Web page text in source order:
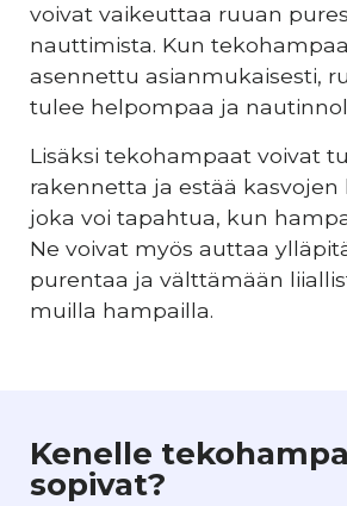
voivat vaikeuttaa ruuan
nauttimista. Kun
asennettu asianmukaisesti,
tulee helpompaa ja
Lisäksi tekohampaat voivat
rakennetta ja estää kasvojen
joka voi tapahtua, kun
Ne voivat myös auttaa
purentaa ja välttämään
muilla hampailla.
Kenelle
sopivat?